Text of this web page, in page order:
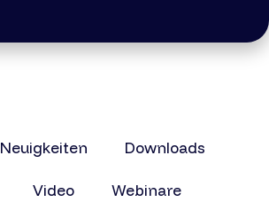
Neuigkeiten Downloads
Video Webinare